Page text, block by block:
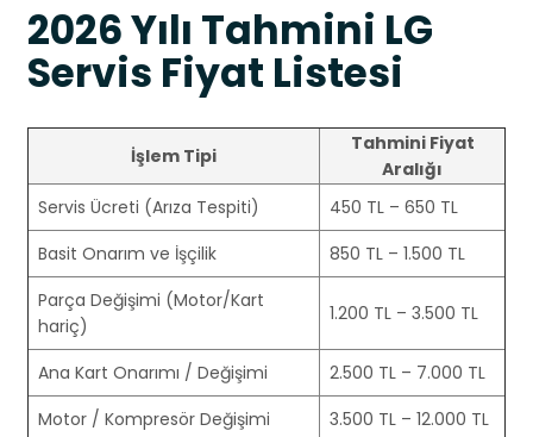
2026 Yılı Tahmini LG
Servis Fiyat Listesi
İşlem Tipi
Tahmini Fiyat
Aralığı
Servis Ücreti (Arıza Tespiti)
450 TL – 650 TL
Basit Onarım ve İşçilik
850 TL – 1.500 TL
Parça Değişimi (Motor/Kart
hariç)
1.200 TL – 3.500 TL
Ana Kart Onarımı / Değişimi
2.500 TL – 7.000 TL
Motor / Kompresör Değişimi
3.500 TL – 12.000 TL